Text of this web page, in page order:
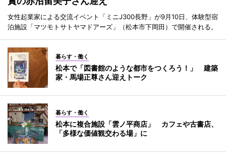
女性起業家による交流イベント「ミニJ300長野」が9月10日、体験型宿
泊施設「マツモトサトヤマドアーズ」（松本市下岡田）で開催される。
暮らす・働く
松本で「図書館のような都市をつくろう！」 建築
家・馬場正尊さん迎えトーク
暮らす・働く
松本に複合施設「雲ノ平商店」 カフェや古書店、
「多様な価値観交わる場」に